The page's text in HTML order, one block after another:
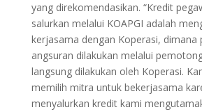
yang direkomendasikan. “Kredit
salurkan melalui KOAPGI adalah
kerjasama dengan Koperasi, dimana
angsuran dilakukan melalui
langsung dilakukan oleh Koperasi.
memilih mitra untuk bekerjasama
menyalurkan kredit kami